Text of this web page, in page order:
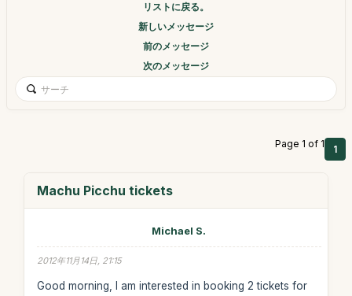
リストに戻る。
新しいメッセージ
前のメッセージ
次のメッセージ
Page 1 of 1 1
Machu Picchu tickets
Michael S.
2012年11月14日, 21:15
Good morning, I am interested in booking 2 tickets for